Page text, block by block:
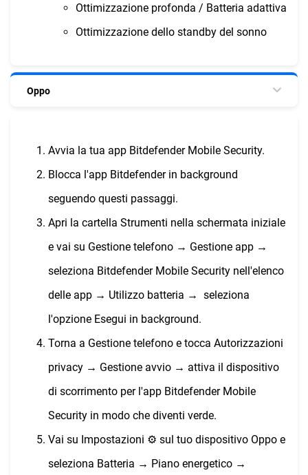
Ottimizzazione profonda / Batteria adattiva
Ottimizzazione dello standby del sonno
Oppo
Avvia la tua app Bitdefender Mobile Security.
Blocca l'app Bitdefender in background
seguendo questi passaggi.
Apri la cartella Strumenti nella schermata iniziale
e vai su Gestione telefono → Gestione app →
seleziona Bitdefender Mobile Security nell'elenco
delle app → Utilizzo batteria → seleziona
l'opzione Esegui in background.
Torna a Gestione telefono e tocca Autorizzazioni
privacy → Gestione avvio → attiva il dispositivo
di scorrimento per l'app Bitdefender Mobile
Security in modo che diventi verde.
Vai su Impostazioni ⚙︎ sul tuo dispositivo Oppo e
seleziona Batteria → Piano energetico →